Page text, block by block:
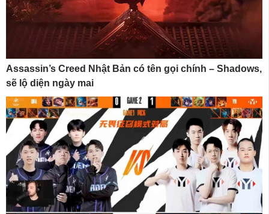
Assassin’s Creed Nhật Bản có tên gọi chính – Shadows,
sẽ lộ diện ngày mai